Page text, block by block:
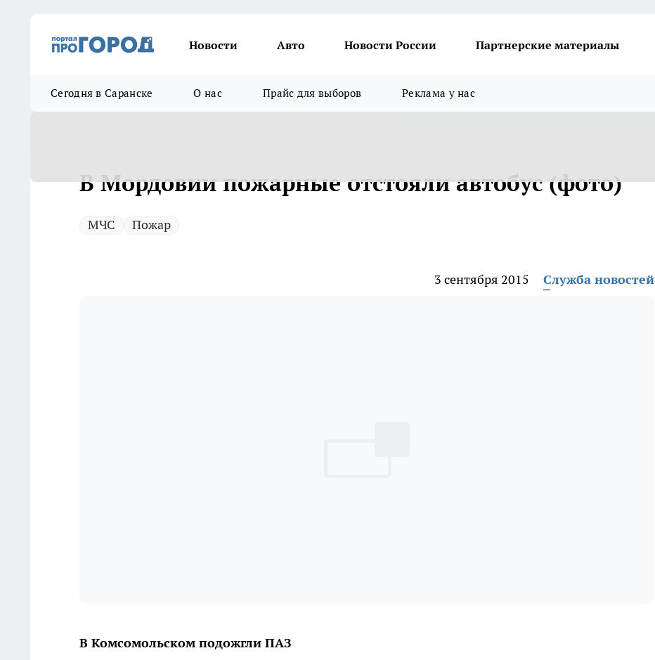
Новости Авто Новости России Партнерские материалы
Сегодня в Саранске О нас Прайс для выборов Реклама у нас
В Мордовии пожарные отстояли автобус (фото)
МЧС Пожар
3 сентября 2015 Служба новостей
В Комсомольском подожгли ПАЗ